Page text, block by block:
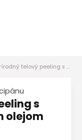
telový peeling s jojobovým a slivkovým olejom
s
olejom